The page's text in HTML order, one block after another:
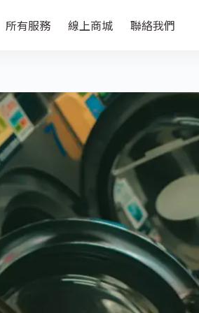
所有服務 線上商城 聯絡我們